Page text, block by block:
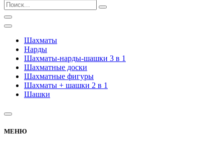
Шахматы
Нарды
Шахматы-нарды-шашки 3 в 1
Шахматные доски
Шахматные фигуры
Шахматы + шашки 2 в 1
Шашки
МЕНЮ